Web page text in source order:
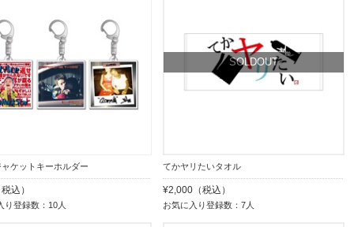
ケットキーホルダー
込）
り登録数：10人
SOLDOUT
てかヤリたいタオル
¥2,000（税込）
お気に入り登録数：7人